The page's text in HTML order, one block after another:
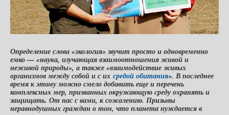
Определение слова «экология» звучит просто и одновременно
емко — «наука, изучающая взаимоотношения живой и
неживой природы», а также «взаимодействие живых
организмов между собой и с их средой обитания». В последнее
время к этому можно смело добавить еще и перечень
комплексных мер, призванных окружающую среду охранять и
защищать. От нас с вами, к сожалению. Призывы
неравнодушных граждан о том, что планета нуждается в